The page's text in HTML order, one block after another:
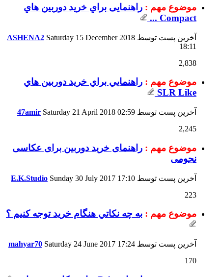
موضوع مهم : راهنمایی براي خرید دوربین هاي
Compact ...
آخرین پست توسط ASHENA2 Saturday 15 December 2018
18:11
2,838
موضوع مهم : راهنمايي براي خريد دوربين هاي
SLR Like
آخرین پست توسط 47amir Saturday 21 April 2018 02:59
2,245
موضوع مهم : راهنمای خرید دوربین برای عکاسی
نجومی
آخرین پست توسط E.K.Studio Sunday 30 July 2017 17:10
223
موضوع مهم : به چه نكاتي هنگام خريد توجه كنيم ؟
آخرین پست توسط mahyar70 Saturday 24 June 2017 17:24
170